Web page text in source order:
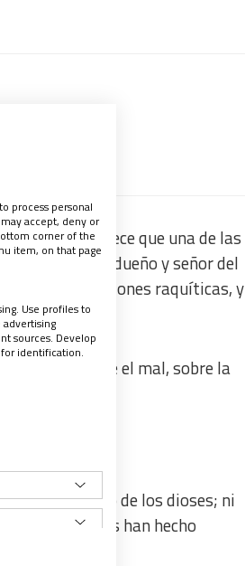
participa, parece que una de las
hacerse dueño y señor del
nuestras visiones raquíticas, y
el bien y sobre el mal, sobre la
robar el fuego de los dioses; ni
los nazis, nos han hecho
process personal
accept, deny or
corner of the
item, on that page
Use profiles to
sources. Develop
identification.